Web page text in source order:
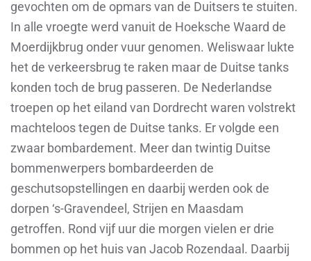
gevochten om de opmars van de Duitsers te stuiten.
In alle vroegte werd vanuit de Hoeksche Waard de
Moerdijkbrug onder vuur genomen. Weliswaar lukte
het de verkeersbrug te raken maar de Duitse tanks
konden toch de brug passeren. De Nederlandse
troepen op het eiland van Dordrecht waren volstrekt
machteloos tegen de Duitse tanks. Er volgde een
zwaar bombardement. Meer dan twintig Duitse
bommenwerpers bombardeerden de
geschutsopstellingen en daarbij werden ook de
dorpen ‘s-Gravendeel, Strijen en Maasdam
getroffen. Rond vijf uur die morgen vielen er drie
bommen op het huis van Jacob Rozendaal. Daarbij